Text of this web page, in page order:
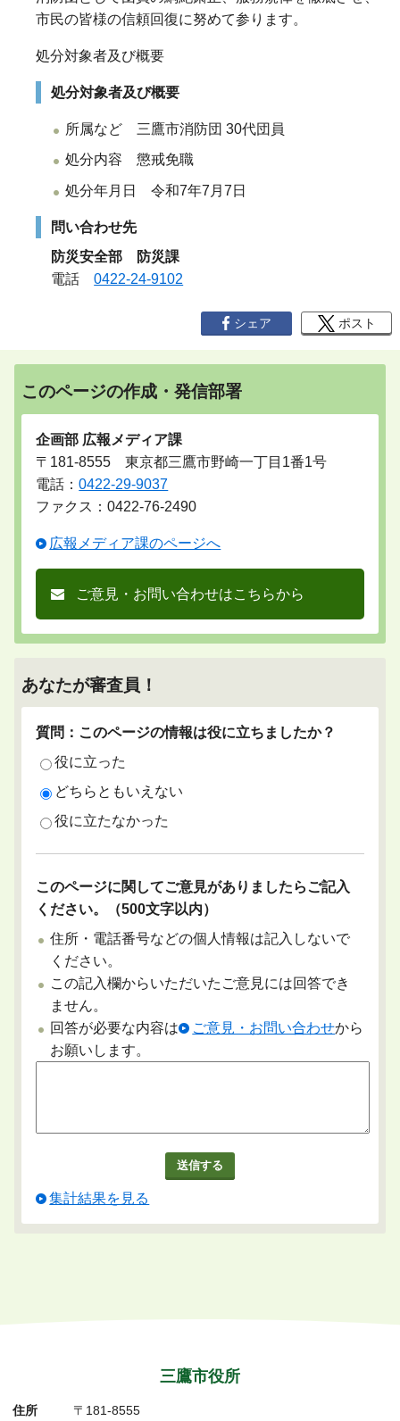
市民の皆様の信頼回復に努めて参ります。
処分対象者及び概要
処分対象者及び概要
所属など 三鷹市消防団 30代団員
処分内容懲戒免職
処分年月日令和7年7月7日
問い合わせ先
防災安全部
防災課
電話0422-24-9102
シェア ポスト
このページの作成・発信部署
企画部 広報メディア課
〒181-8555 東京都三鷹市野崎一丁目1番1号
電話：0422-29-9037
ファクス：0422-76-2490
広報メディア課のページへ
ご意見・お問い合わせはこちらから
あなたが審査員！
質問：このページの情報は役に立ちましたか？
役に立った
どちらともいえない
役に立たなかった
このページに関してご意見がありましたらご記入
ください。（500文字以内）
住所・電話番号などの個人情報は記入しないで
ください。
この記入欄からいただいたご意見には回答でき
ません。
回答が必要な内容は
ご意見・お問い合わせから
お願いします。
集計結果を見る
三鷹市役所
住所 〒181-8555